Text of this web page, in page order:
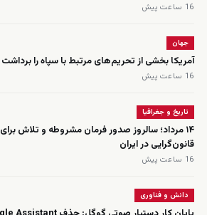
16 ساعت پیش
جهان
آمریکا بخشی از تحریم‌های مرتبط با سپاه را برداشت
16 ساعت پیش
تاریخ و جغرافیا
۱۴ مرداد؛ سالروز صدور فرمان مشروطه و تلاش برای
قانون‌گرایی در ایران
16 ساعت پیش
دانش و فناوری